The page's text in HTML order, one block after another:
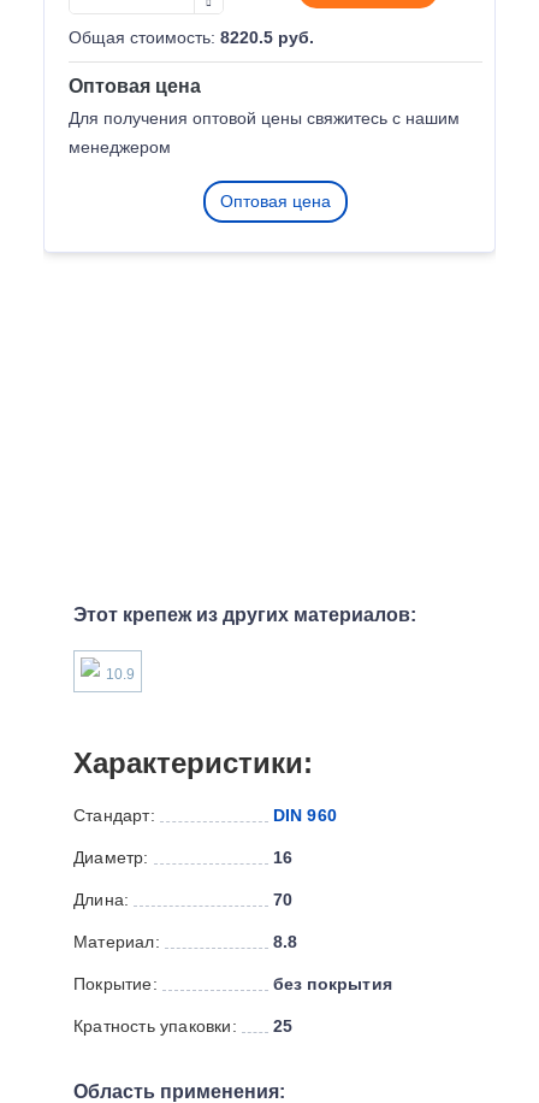
Общая стоимость: 8220.5 руб.
Оптовая цена
Для получения оптовой цены свяжитесь с нашим
менеджером
Оптовая цена
Этот крепеж из других материалов:
10.9
Характеристики:
Стандарт: DIN 960
Диаметр: 16
Длина: 70
Материал: 8.8
Покрытие: без покрытия
Кратность упаковки: 25
Область применения: